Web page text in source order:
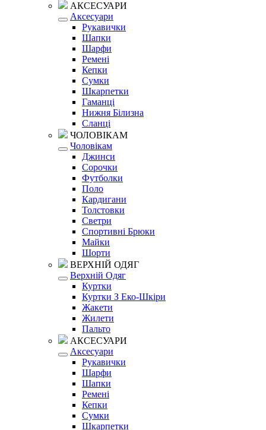
АКСЕСУАРИ
Аксесуари
Рукавички
Шапки
Шарфи
Ремені
Кепки
Сумки
Шкарпетки
Гаманці
Нижня Білизна
Сланці
ЧОЛОВІКАМ
Чоловікам
Джинси
Сорочки
Футболки
Поло
Кардигани
Толстовки
Светри
Спортивні Брюки
Майки
Шорти
ВЕРХНІЙ ОДЯГ
Верхній Одяг
Куртки
Куртки З Еко-Шкіри
Жакети
Жилети
Пальто
АКСЕСУАРИ
Аксесуари
Рукавички
Шарфи
Шапки
Ремені
Кепки
Сумки
Шкарпетки